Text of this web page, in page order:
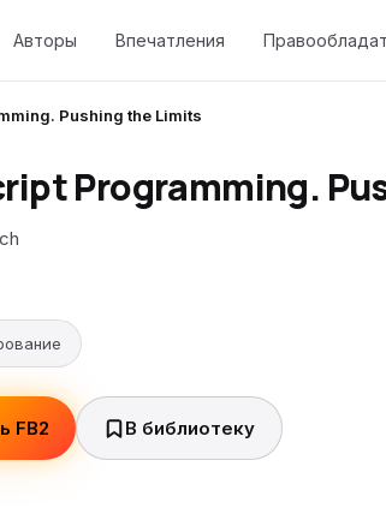
Авторы Впечатления
Pushing the Limits
Programming.
FB2 В библиотеку